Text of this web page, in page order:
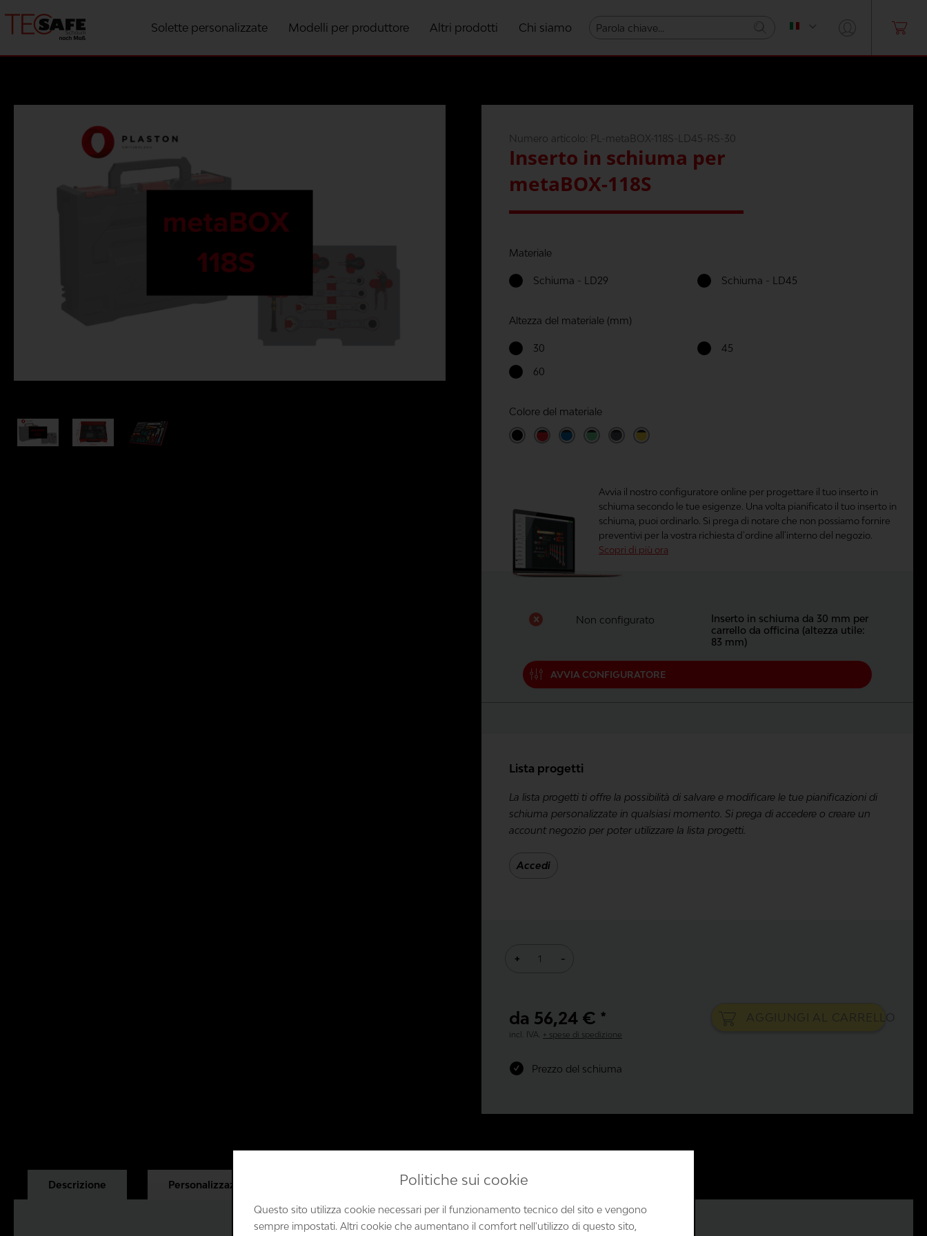
Solette personalizzate Modelli per produttore Altri prodotti Chi siamo
Numero articolo: PL-metaBOX-118S-LD45-RS-30
Inserto in schiuma per
metaBOX-118S
Materiale
Schiuma - LD29 Schiuma - LD45
Altezza del materiale (mm)
30
45
60
Colore del materiale
Avvia il nostro configuratore online per progettare il tuo inserto in
schiuma secondo le tue esigenze. Una volta pianificato il tuo inserto in
schiuma, puoi ordinarlo. Si prega di notare che non possiamo fornire
preventivi per la vostra richiesta d'ordine all'interno del negozio.
Scopri di più ora
Non configurato
Inserto in schiuma da 30 mm per
carrello da officina (altezza utile:
83 mm)
AVVIA CONFIGURATORE
Lista progetti
La lista progetti ti offre la possibilità di salvare e modificare le tue pianificazioni di
schiuma personalizzate in qualsiasi momento. Si prega di accedere o creare un
account negozio per poter utilizzare la lista progetti.
Accedi
da 56,24 € *
incl. IVA. + spese di spedizione
Prezzo del schiuma
+ -
AGGIUNGI AL CARRELLO
Descrizione Personalizzazione ProduktsicherheitPolitiche sui cookie
Questo sito utilizza cookie necessari per il funzionamento tecnico del sito e vengono
sempre impostati. Altri cookie che aumentano il comfort nell'utilizzo di questo sito,